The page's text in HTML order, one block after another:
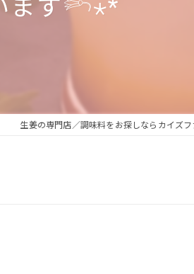
ます𓆸⋆*
生姜の専門店／調味料をお探しならカイズフ